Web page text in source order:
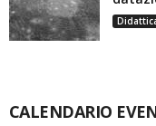
CALENDARIO